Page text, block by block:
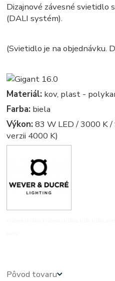
Dizajnové závesné svietidlo
(DALI systém).
(Svietidlo je na objednávku.
Materiál: kov, plast -
Farba: biela
Výkon: 83 W LED / 3000 K
verzii 4000 K)
Pôvod tovaru